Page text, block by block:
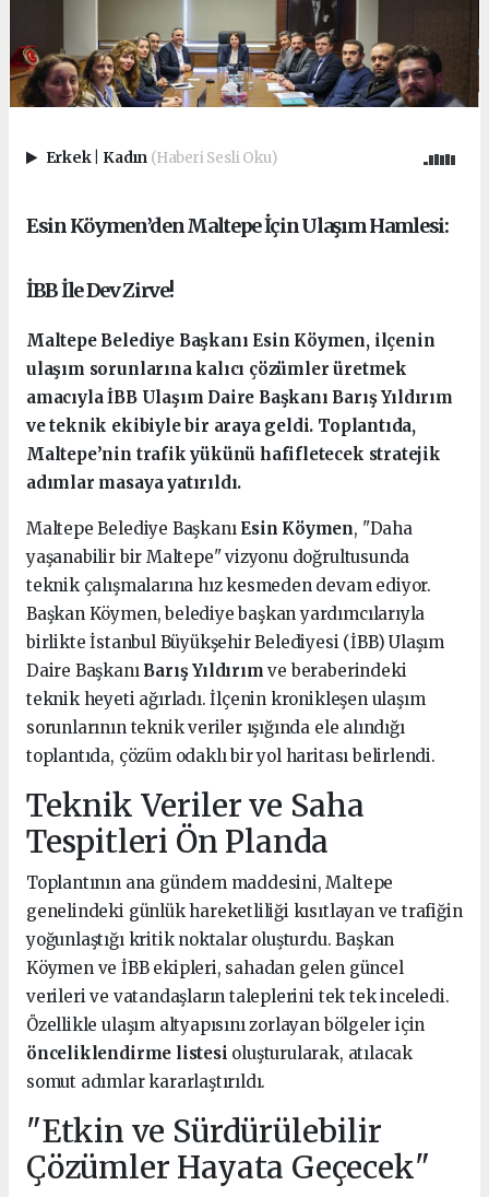
Erkek Kadın (Haberi Sesli Oku)
Esin Köymen’den Maltepe İçin Ulaşım Hamlesi:
İBB İle Dev Zirve!
Maltepe Belediye Başkanı Esin Köymen, ilçenin
ulaşım sorunlarına kalıcı çözümler üretmek
amacıyla İBB Ulaşım Daire Başkanı Barış Yıldırım
ve teknik ekibiyle bir araya geldi. Toplantıda,
Maltepe’nin trafik yükünü hafifletecek stratejik
adımlar masaya yatırıldı.
Maltepe Belediye Başkanı Esin Köymen, "Daha
yaşanabilir bir Maltepe" vizyonu doğrultusunda
teknik çalışmalarına hız kesmeden devam ediyor.
Başkan Köymen, belediye başkan yardımcılarıyla
birlikte İstanbul Büyükşehir Belediyesi (İBB) Ulaşım
Daire Başkanı Barış Yıldırım ve beraberindeki
teknik heyeti ağırladı. İlçenin kronikleşen ulaşım
sorunlarının teknik veriler ışığında ele alındığı
toplantıda, çözüm odaklı bir yol haritası belirlendi.
Teknik Veriler ve Saha
Tespitleri Ön Planda
Toplantının ana gündem maddesini, Maltepe
genelindeki günlük hareketliliği kısıtlayan ve trafiğin
yoğunlaştığı kritik noktalar oluşturdu. Başkan
Köymen ve İBB ekipleri, sahadan gelen güncel
verileri ve vatandaşların taleplerini tek tek inceledi.
Özellikle ulaşım altyapısını zorlayan bölgeler için
önceliklendirme listesi oluşturularak, atılacak
somut adımlar kararlaştırıldı.
"Etkin ve Sürdürülebilir
Çözümler Hayata Geçecek"